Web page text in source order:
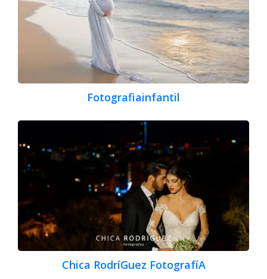
Fotografiainfantil
Chica RodríGuez FotografíA